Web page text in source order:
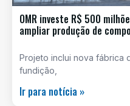
OMR investe R$ 500
ampliar produção de
Projeto inclui nova fábrica
fundição,
Ir para notícia »